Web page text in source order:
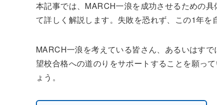
本記事では、MARCH一浪を成功させるための
て詳しく解説します。失敗を恐れず、この1年を
MARCH一浪を考えている皆さん、あるいはす
望校合格への道のりをサポートすることを願っ
ょう。